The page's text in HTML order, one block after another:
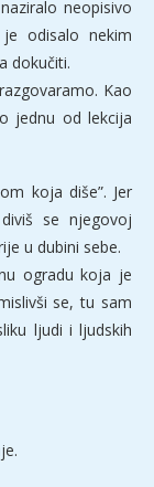
neopisivo
odisalo nekim
dokučiti.
Kao
jednu od lekcija
koja diše”. Jer
se njegovoj
u dubini sebe.
ogradu koja je
se, tu sam
ljudi i ljudskih